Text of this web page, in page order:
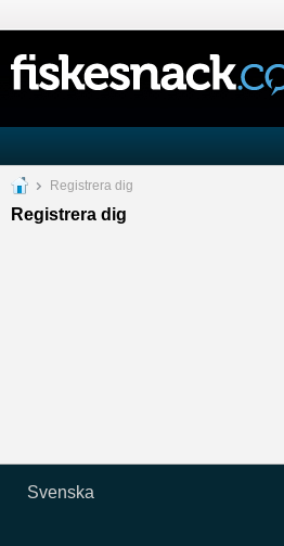
Registrera dig
Registrera dig
Svenska